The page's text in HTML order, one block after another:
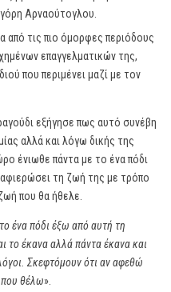
Αρναούτογλου.
από τις πιο όμορφες περιόδους
επαγγελματικών της,
που περιμένει μαζί με τον
εξήγησε πως αυτό συνέβη
αλλά και λόγω δικής της
ένιωθε πάντα με το ένα πόδι
αφιερώσει τη ζωή της με τρόπο
που θα ήθελε.
ένα πόδι έξω από αυτή τη
το έκανα αλλά πάντα έκανα και
Σκεφτόμουν ότι αν αφεθώ
που θέλω».